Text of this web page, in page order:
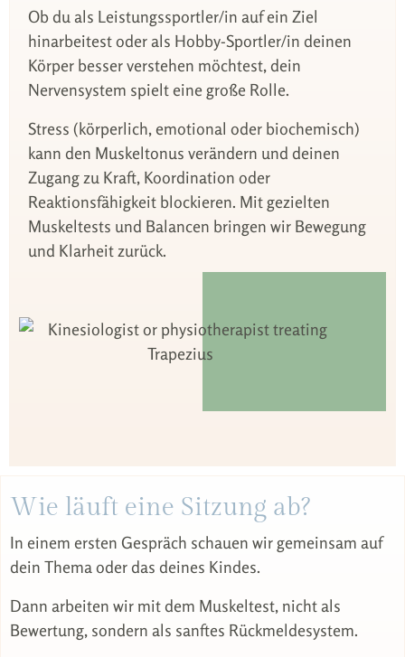
Ob du als Leistungssportler/in auf ein Ziel
hinarbeitest oder als Hobby-Sportler/in deinen
Körper besser verstehen möchtest, dein
Nervensystem spielt eine große Rolle.
Stress (körperlich, emotional oder biochemisch)
kann den Muskeltonus verändern und deinen
Zugang zu Kraft, Koordination oder
Reaktionsfähigkeit blockieren. Mit gezielten
Muskeltests und Balancen bringen wir Bewegung
und Klarheit zurück.
Wie läuft eine Sitzung ab?
In einem ersten Gespräch schauen wir gemeinsam auf
dein Thema oder das deines Kindes.
Dann arbeiten wir mit dem Muskeltest, nicht als
Bewertung, sondern als sanftes Rückmeldesystem.